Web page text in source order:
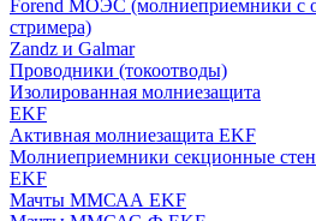
Forend МОЭС (молниеприемники с
стримера)
Zandz и Galmar
Проводники (токоотводы)
Изолированная молниезащита
EKF
Активная молниезащита EKF
Молниеприемники секционные
EKF
Мачты ММСАА EKF